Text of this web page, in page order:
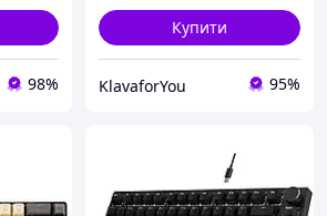
98%
Купити
KlavaforYou 95%